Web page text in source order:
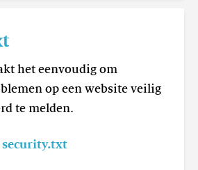
het eenvoudig om
op een website veilig
te melden.
security.txt